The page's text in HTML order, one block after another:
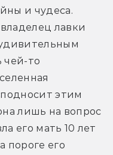
и чудеса.
лавки
чей-то
этим
лишь на вопрос
его мать 10 лет
пороге его